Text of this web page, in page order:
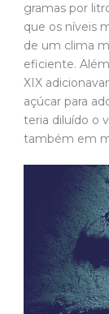
gramas por
que os níveis
de um clima
eficiente.
XIX
açúcar para
teria diluído o
também em